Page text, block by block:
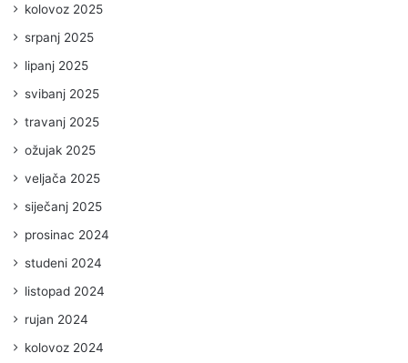
kolovoz 2025
srpanj 2025
lipanj 2025
svibanj 2025
travanj 2025
ožujak 2025
veljača 2025
siječanj 2025
prosinac 2024
studeni 2024
listopad 2024
rujan 2024
kolovoz 2024